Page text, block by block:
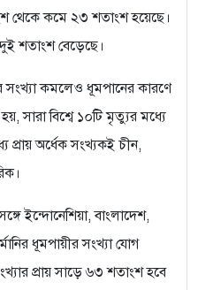
থেকে কমে ২৩ শতাংশ হয়েছে।
শতাংশ বেড়েছে।
সংখ্যা কমলেও ধূমপানের কারণে
সারা বিশ্বে ১০টি মৃত্যুর মধ্যে
অর্ধেক সংখ্যকই চীন,
ইন্দোনেশিয়া, বাংলাদেশ,
ধূমপায়ীর সংখ্যা যোগ
প্রায় সাড়ে ৬৩ শতাংশ হবে